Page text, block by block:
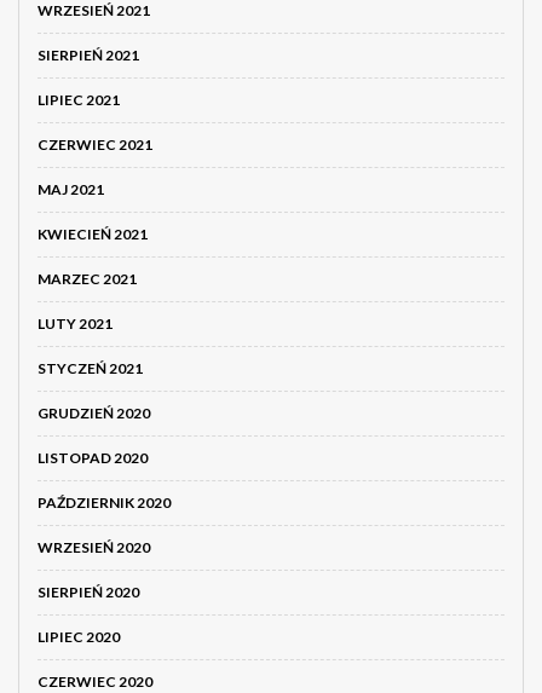
WRZESIEŃ 2021
SIERPIEŃ 2021
LIPIEC 2021
CZERWIEC 2021
MAJ 2021
KWIECIEŃ 2021
MARZEC 2021
LUTY 2021
STYCZEŃ 2021
GRUDZIEŃ 2020
LISTOPAD 2020
PAŹDZIERNIK 2020
WRZESIEŃ 2020
SIERPIEŃ 2020
LIPIEC 2020
CZERWIEC 2020